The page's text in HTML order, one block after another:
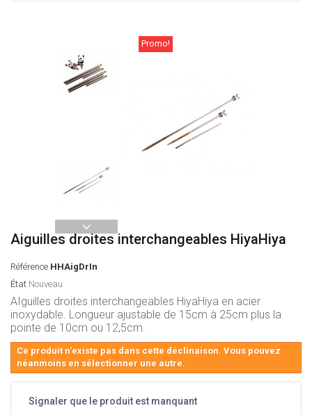
Promo!
Aiguilles droites interchangeables HiyaHiya
Référence HHAigDrIn
État Nouveau
AIguilles droites interchangeables HiyaHiya en acier
inoxydable. Longueur ajustable de 15cm à 25cm plus la
pointe de 10cm ou 12,5cm.
Ce produit n'existe pas dans cette déclinaison. Vous pouvez
néanmoins en sélectionner une autre.
Signaler que le produit est manquant